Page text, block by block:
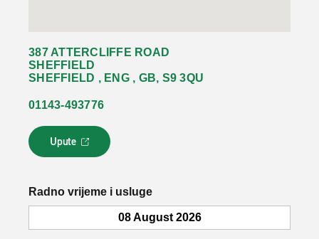
387 ATTERCLIFFE ROAD
SHEFFIELD
SHEFFIELD , ENG , GB, S9 3QU
01143-493776
Upute
L
i
k
o
Radno vrijeme i usluge
08 August 2026